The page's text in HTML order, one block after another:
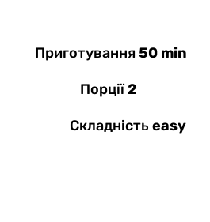
Приготування50 min
Порції2
Складність easy